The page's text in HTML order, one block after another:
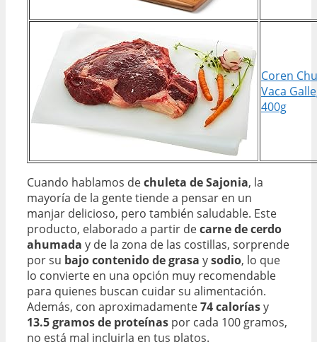
Coren
Vaca
400g
Cuando hablamos dechuleta de Sajonia, la
mayoría de la gente tiende a pensar en un
manjar delicioso, pero también saludable. Este
producto, elaborado a partir decarne de cerdo
ahumada y de la zona de las costillas, sorprende
por su bajo contenido de grasa ysodio, lo que
lo convierte en una opción muy recomendable
para quienes buscan cuidar su alimentación.
Además, con aproximadamente74 caloríasy
13.5 gramos de proteínas por cada 100 gramos,
no está mal incluirla en tus platos.